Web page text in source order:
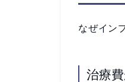
なぜイン
治療